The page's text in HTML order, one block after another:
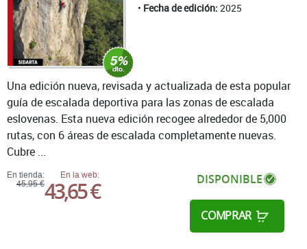
Fecha de edición: 2025
En tienda:
45,95 €
En la web:
43,65 € DISPONIBLE
COMPRAR
Una edición nueva, revisada y actualizada de esta popular
guía de escalada deportiva para las zonas de escalada
eslovenas. Esta nueva edición recogee alrededor de 5,000
rutas, con 6 áreas de escalada completamente nuevas.
Cubre ...